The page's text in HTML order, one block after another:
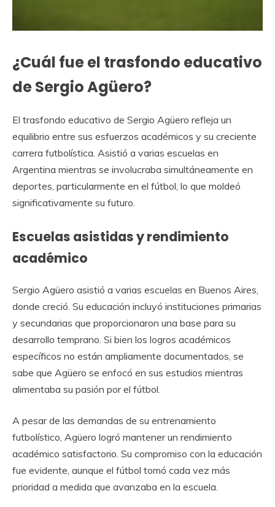
¿Cuál fue el trasfondo educativo
de Sergio Agüero?
El trasfondo educativo de Sergio Agüero refleja un
equilibrio entre sus esfuerzos académicos y su creciente
carrera futbolística. Asistió a varias escuelas en
Argentina mientras se involucraba simultáneamente en
deportes, particularmente en el fútbol, lo que moldeó
significativamente su futuro.
Escuelas asistidas y rendimiento
académico
Sergio Agüero asistió a varias escuelas en Buenos Aires,
donde creció. Su educación incluyó instituciones primarias
y secundarias que proporcionaron una base para su
desarrollo temprano. Si bien los logros académicos
específicos no están ampliamente documentados, se
sabe que Agüero se enfocó en sus estudios mientras
alimentaba su pasión por el fútbol.
A pesar de las demandas de su entrenamiento
futbolístico, Agüero logró mantener un rendimiento
académico satisfactorio. Su compromiso con la educación
fue evidente, aunque el fútbol tomó cada vez más
prioridad a medida que avanzaba en la escuela.